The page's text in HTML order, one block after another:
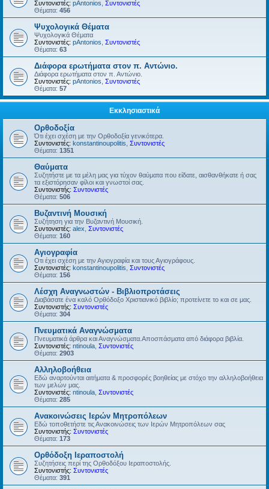
Συντονιστές: pAntonios Συντονιστές
Θέματα: 456
Ψυχολογικά Θέματα
Ψυχολογικά Θέματα
Συντονιστές: pAntonios Συντονιστές
Θέματα: 63
Διάφορα ερωτήματα στον π. Αντώνιο.
Διάφορα ερωτήματα στον π. Αντώνιο.
Συντονιστές: pAntonios Συντονιστές
Θέματα: 57
Εκκλησιαστικά
Ορθοδοξία
Ότι έχει σχέση με την Ορθοδοξία γενικότερα.
Συντονιστές: konstantinoupolitis Συντονιστές
Θέματα: 1351
Θαύματα
Συζητήστε με τα μέλη μας για τύχον θαύματα που είδατε, αισθανθήκατε ή σας
τα εξιστόρησαν φίλοι και γνωστοί σας.
Συντονιστής: Συντονιστές
Θέματα: 506
Βυζαντινή Μουσική
Συζήτηση για την Βυζαντινή Μουσική.
Συντονιστές: alex Συντονιστές
Θέματα: 160
Αγιογραφία
Οτι έχει σχέση με την Αγιογραφία και τους Αγιογράφους.
Συντονιστές: konstantinoupolitis Συντονιστές
Θέματα: 156
Λέσχη Αναγνωστών - Βιβλιοπροτάσεις
Διαβάσατε ένα καλό Ορθόδοξο Χριστιανικό βιβλίο; προτείνετε το και σε μας.
Συντονιστής: Συντονιστές
Θέματα: 304
Πνευματικά Αναγνώσματα
Πνευματικά άρθρα και Αναγνώσματα.Αποσπάσματα από διάφορα βιβλία.
Συντονιστές: ntinoula Συντονιστές
Θέματα: 2903
Αλληλοβοήθεια
Εδώ αναρτούνται αιτήματα & προσφορές βοηθείας με στόχο την αλληλοβοήθεια
των μελών μας.
Συντονιστές: ntinoula Συντονιστές
Θέματα: 285
Ανακοινώσεις Ιερών Μητροπόλεων
Εδώ τοποθετήστε τις Ανακοινώσεις των Ιερών Μητροπόλεων σας
Συντονιστής: Συντονιστές
Θέματα: 173
Ορθόδοξη Ιεραποστολή
Συζητήσεις περί της Ορθοδόξου Ιεραποστολής.
Συντονιστής: Συντονιστές
Θέματα: 391